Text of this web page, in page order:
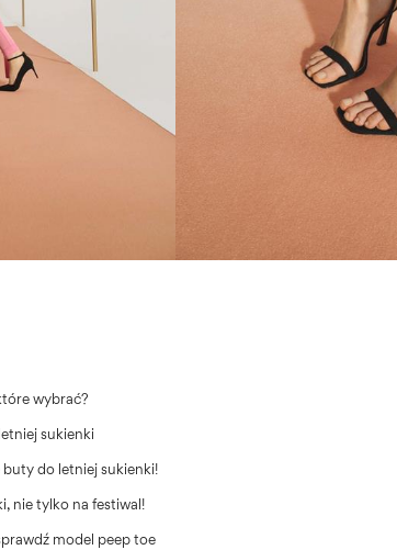
wybrać?
sukienki
do letniej sukienki!
nie tylko na festiwal!
model peep toe